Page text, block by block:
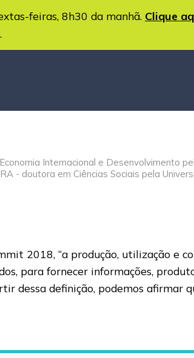
feiras, 8h30 da manhã. Clique
.
Internacional e Desenvolvimento
- doutora em Ciências Sociais pela
2018, “a produção, utilização e
para fornecer informações,
dessa definição, podemos afirmar